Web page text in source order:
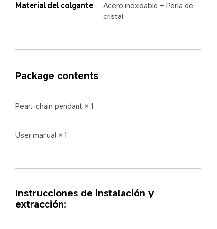
Material del colgante
Acero inoxidable + Perla de
cristal
Package contents
Pearl-chain pendant × 1
User manual × 1
Instrucciones de instalación y
extracción: